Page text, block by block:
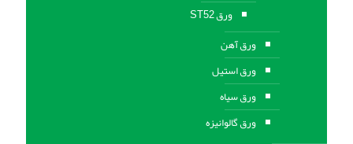
ورق ST52
ورق آهن
ورق استیل
ورق سیاه
ورق گالوانیزه